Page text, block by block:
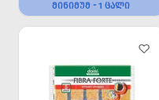
ᲛᲘᲜᲘᲛᲣᲛ - 1 ᲪᲐᲚᲘ